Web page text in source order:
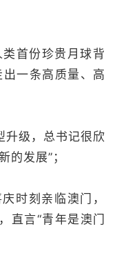
首份珍贵月球背
一条高质量、高
升级，总书记很欣
的发展”；
时刻亲临澳门，
直言“青年是澳门